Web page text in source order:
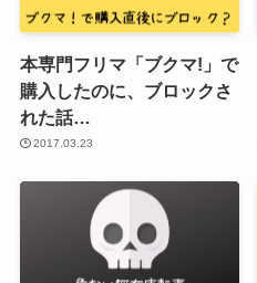
本専門フリマ「ブクマ!」で
購入したのに、ブロックさ
れた話…
2017.03.23